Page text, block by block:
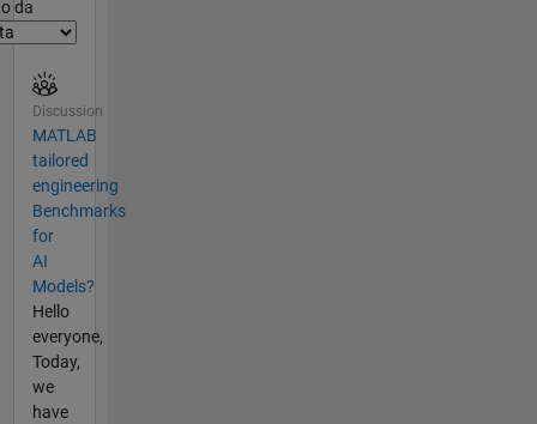
da
Discussion
MATLAB
tailored
engineering
Benchmarks
for
AI
Models?
Hello
everyone,
Today,
we
have